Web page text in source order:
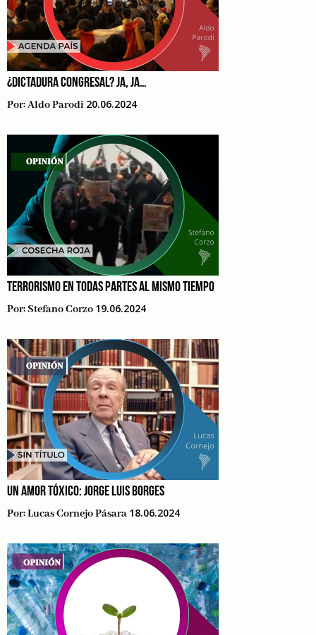
¿DICTADURA CONGRESAL? JA, JA…
Por:Aldo Parodi 20.06.2024
TERRORISMO EN TODAS PARTES AL MISMO TIEMPO
Por:Stefano Corzo 19.06.2024
UN AMOR TÓXICO: JORGE LUIS BORGES
Por:Lucas Cornejo Pásara 18.06.2024